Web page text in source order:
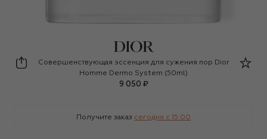
Dior
Совершенствующая эссенция для сужения пор Dior
Homme Dermo System (50ml)
9 050 ₽
Получите заказ сегодня c 15:00